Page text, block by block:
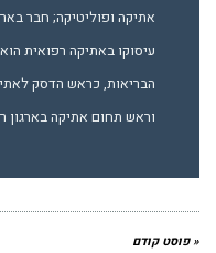
אתיקה ופוליטיקה; חבר
עיסוקו באתיקה רפואית
הבריאות, כראש הדסק
וראש תחום אתיקה בארגון
« פוסט קודם